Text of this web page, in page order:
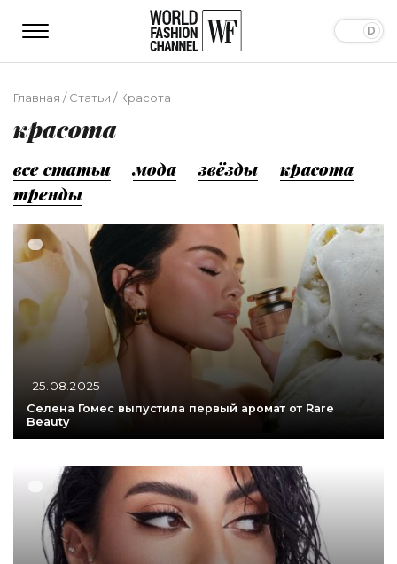
Главная /Статьи /Красота
красота
все статьи мода звёзды
красота
тренды
25.08.2025
Селена Гомес выпустила первый аромат от Rare
Beauty